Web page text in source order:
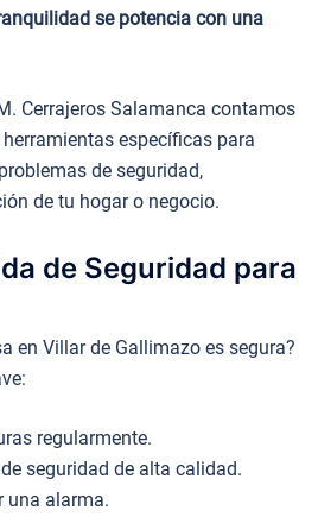
se potencia con una
Cerrajeros Salamanca contamos
específicas para
de seguridad,
de tu hogar o negocio.
de Seguridad para
en Villar de Gallimazo es segura?
regularmente.
seguridad de alta calidad.
una alarma.